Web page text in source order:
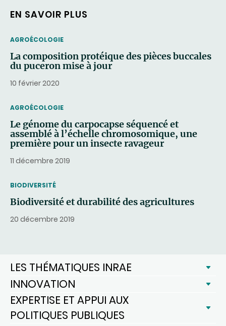
EN SAVOIR PLUS
THEMATIC
AGROÉCOLOGIE
La composition protéique des pièces buccales
du puceron mise à jour
10 février 2020
THEMATIC
AGROÉCOLOGIE
Le génome du carpocapse séquencé et
assemblé à l’échelle chromosomique, une
première pour un insecte ravageur
11 décembre 2019
THEMATIC
BIODIVERSITÉ
Biodiversité et durabilité des agricultures
20 décembre 2019
LES THÉMATIQUES INRAE
INNOVATION
EXPERTISE ET APPUI AUX
POLITIQUES PUBLIQUES